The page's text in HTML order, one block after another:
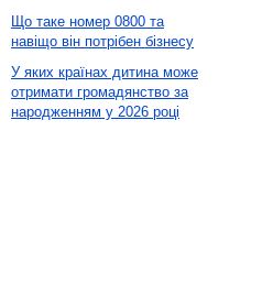
Що таке номер 0800 та
навіщо він потрібен бізнесу
У яких країнах дитина може
отримати громадянство за
народженням у 2026 році